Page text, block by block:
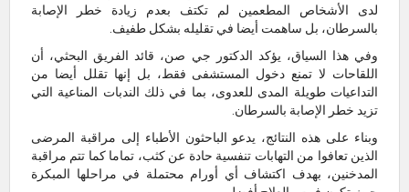
لدى الأشخاص المطعمين لم تكتف بعدم زيادة خطر الإصابة
بالسرطان، بل ساهمت أيضا في تقليله بشكل طفيف.
وفي هذا السياق، يؤكد الدكتور جي صن، قائد الفريق البحثي، أن
اللقاحات لا تمنع دخول المستشفى فقط، بل إنها تقلل أيضا من
التداعيات طويلة المدى للعدوى، بما في ذلك الندبات المناعية التي
تزيد خطر الإصابة بالسرطان.
وبناء على هذه النتائج، يدعو الباحثون الأطباء إلى مراقبة المرضى
الذين تعافوا من التهابات تنفسية حادة عن كثب، تماما كما تتم مراقبة
المدخنين، بهدف اكتشاف أي أورام محتملة في مراحلها المبكرة